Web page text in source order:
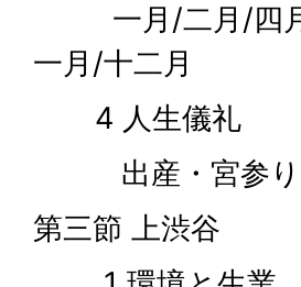
一月/二月/四月/
一月/十二月
4 人生儀礼
出産・宮参り/
第三節 上渋谷